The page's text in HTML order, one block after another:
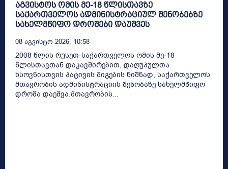
აგვისტოს ომის მე-18 წლისთავზე
საქართველოს ადმინისტრაციულ შენობებზე
სახელმწიფო დროშები დაუშვეს
08 Აგვისტო 2026, 10:58
2008 წლის რუსეთ-საქართველოს ომის მე-18
წლისთავთან დაკავშირებით, დაღუპულთა
ხსოვნისთვის პატივის მიგების ნიშნად, საქართველოს
მთავრობის ადმინისტრაციის შენობაზე სახელმწიფო
დროშა დაეშვა.მთავრობის...